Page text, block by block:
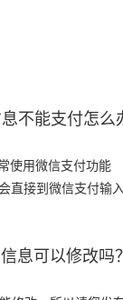
不能支付怎么
使用微信支付功能
直接到微信支付输
息可以修改吗？